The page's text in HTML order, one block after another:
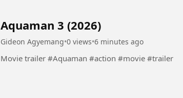
Aquaman 3 (2026)
Gideon Agyemang•0 views•6 minutes ago
Movie trailer #Aquaman #action #movie #trailer